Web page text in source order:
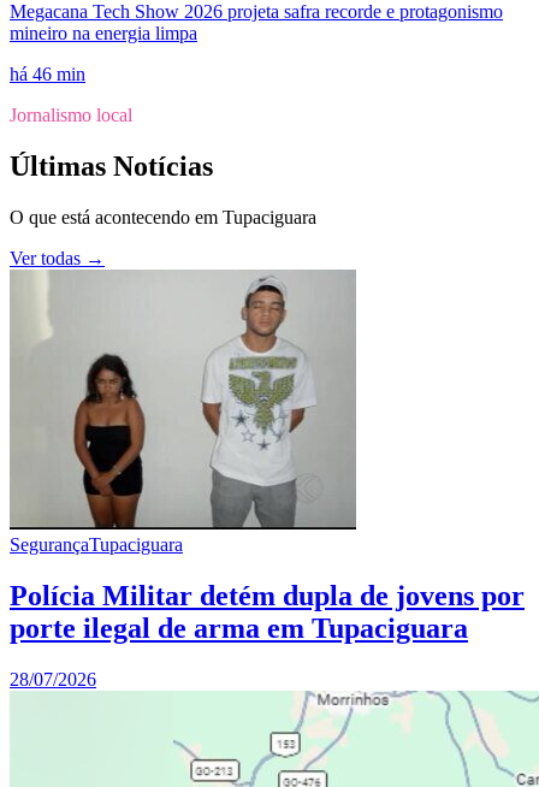
Megacana Tech Show 2026 projeta safra recorde e protagonismo
mineiro na energia limpa
há 46 min
Jornalismo local
Últimas Notícias
O que está acontecendo em Tupaciguara
Ver todas →
SegurançaTupaciguara
Polícia Militar detém dupla de jovens por
porte ilegal de arma em Tupaciguara
28/07/2026